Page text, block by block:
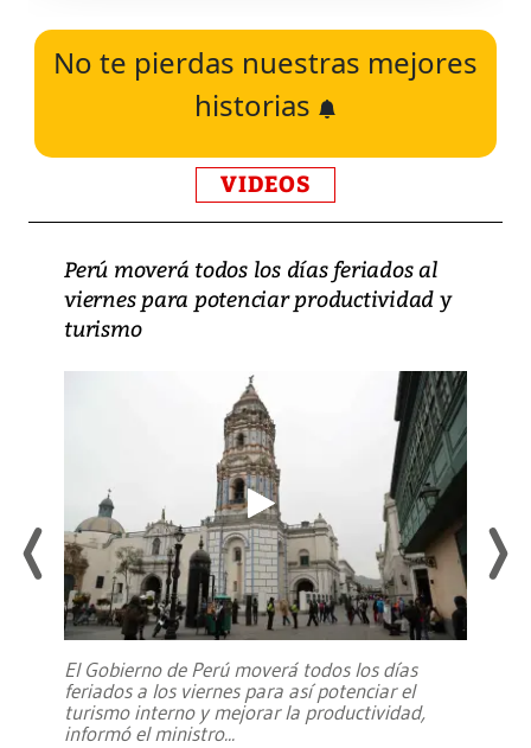
No te pierdas nuestras mejores
historias
VIDEOS
Perú moverá todos los días feriados al
viernes para potenciar productividad y
turismo
El Gobierno de Perú moverá todos los días
feriados a los viernes para así potenciar el
turismo interno y mejorar la productividad,
informó el ministro...